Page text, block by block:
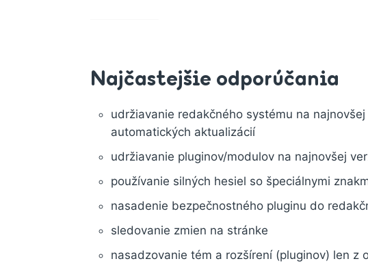
Najčastejšie odporúčania
udržiavanie redakčného systému na
automatických aktualizácií
udržiavanie pluginov/modulov na najnovšej
používanie silných hesiel so špeciálnymi
nasadenie bezpečnostného pluginu do
sledovanie zmien na stránke
nasadzovanie tém a rozšírení (pluginov) len z